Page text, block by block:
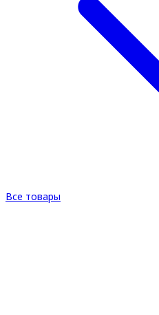
Все товары